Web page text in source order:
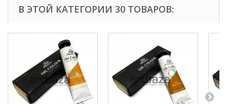
В ЭТОЙ КАТЕГОРИИ 30 ТОВАРОВ: